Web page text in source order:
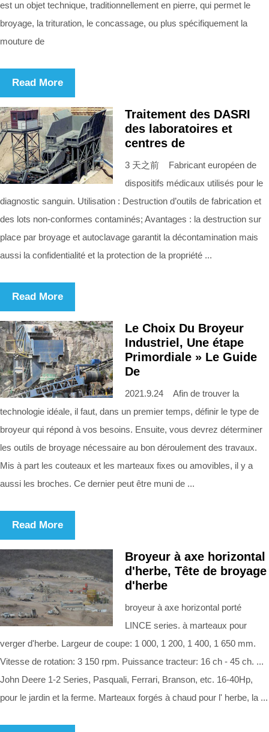
est un objet technique, traditionnellement en pierre, qui permet le
broyage, la trituration, le concassage, ou plus spécifiquement la
mouture de
Read More
Traitement des DASRI
des laboratoires et
centres de
3 天之前 Fabricant européen de
dispositifs médicaux utilisés pour le
diagnostic sanguin. Utilisation : Destruction d’outils de fabrication et
des lots non-conformes contaminés; Avantages : la destruction sur
place par broyage et autoclavage garantit la décontamination mais
aussi la confidentialité et la protection de la propriété ...
Read More
Le Choix Du Broyeur
Industriel, Une étape
Primordiale » Le Guide
De
2021.9.24 Afin de trouver la
technologie idéale, il faut, dans un premier temps, définir le type de
broyeur qui répond à vos besoins. Ensuite, vous devrez déterminer
les outils de broyage nécessaire au bon déroulement des travaux.
Mis à part les couteaux et les marteaux fixes ou amovibles, il y a
aussi les broches. Ce dernier peut être muni de ...
Read More
Broyeur à axe horizontal
d'herbe, Tête de broyage
d'herbe
broyeur à axe horizontal porté
LINCE series. à marteaux pour
verger d'herbe. Largeur de coupe: 1 000, 1 200, 1 400, 1 650 mm.
Vitesse de rotation: 3 150 rpm. Puissance tracteur: 16 ch - 45 ch. ...
John Deere 1-2 Series, Pasquali, Ferrari, Branson, etc. 16-40Hp,
pour le jardin et la ferme. Marteaux forgés à chaud pour l' herbe, la ...